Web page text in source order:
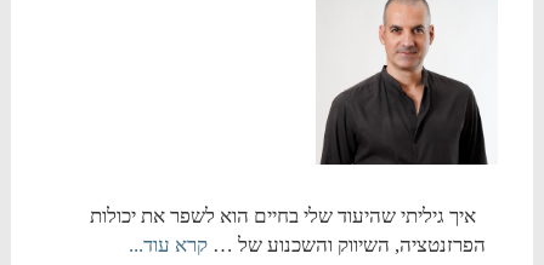
איך גיליתי שהיעוד שלי בחיים הוא לשפר את יכולות
הפרזנטציה, השיווק והשכנוע של … קרא עוד...